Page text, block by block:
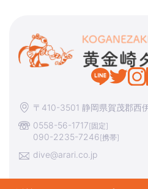
〒410-3501 静岡県賀茂郡西
0558-56-1717[固定]
090-2235-7246[携帯]
dive@arari.co.jp